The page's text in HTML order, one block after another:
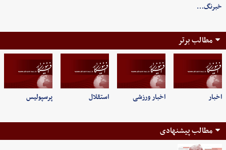
خبرنگ…
مطالب برتر
اخبار اخبار ورزشی استقلال پرسپولیس
مطالب پیشنهادی